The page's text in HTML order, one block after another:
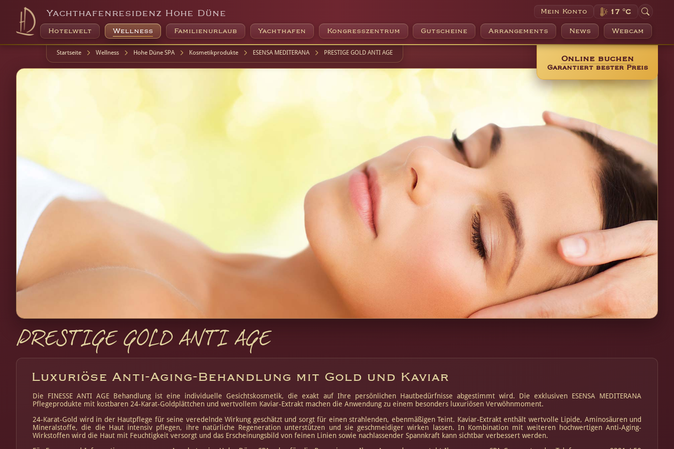
Yachthafenresidenz Hohe Düne
Hotelwelt Wellness Familienurlaub Yachthafen Kongresszentrum Gutscheine Arrangements News Webcam
Mein Konto 17 °C
Online buchen
Garantiert bester Preis
Startseite Wellness Hohe Düne SPA Kosmetikprodukte ESENSA MEDITERANA PRESTIGE GOLD ANTI AGE
PRESTIGE GOLD ANTI AGE
Luxuriöse Anti-Aging-Behandlung mit Gold und Kaviar
Die FINESSE ANTI AGE Behandlung ist eine individuelle Gesichtskosmetik, die exakt auf Ihre persönlichen Hautbedürfnisse abgestimmt wird. Die exklusiven ESENSA MEDITERANA
Pflegeprodukte mit kostbaren 24-Karat-Goldplättchen und wertvollem Kaviar-Extrakt machen die Anwendung zu einem besonders luxuriösen Verwöhnmoment.
24-Karat-Gold wird in der Hautpflege für seine veredelnde Wirkung geschätzt und sorgt für einen strahlenden, ebenmäßigen Teint. Kaviar-Extrakt enthält wertvolle Lipide, Aminosäuren und
Mineralstoffe, die die Haut intensiv pflegen, ihre natürliche Regeneration unterstützen und sie geschmeidiger wirken lassen. In Kombination mit weiteren hochwertigen Anti-Aging-
Wirkstoffen wird die Haut mit Feuchtigkeit versorgt und das Erscheinungsbild von feinen Linien sowie nachlassender Spannkraft kann sichtbar verbessert werden.